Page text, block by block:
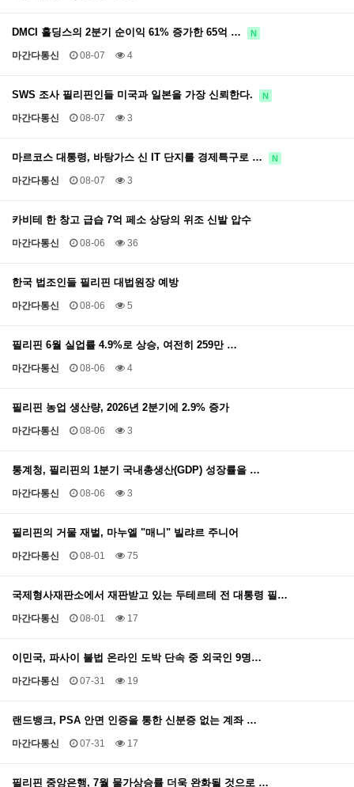
DMCI 홀딩스의 2분기 순이익 61% 증가한 65억 … N
마간다통신 08-07 4
SWS 조사 필리핀인들 미국과 일본을 가장 신뢰한다. N
마간다통신 08-07 3
마르코스 대통령, 바탕가스 신 IT 단지를 경제특구로 … N
마간다통신 08-07 3
카비테 한 창고 급습 7억 페소 상당의 위조 신발 압수
마간다통신 08-06 36
한국 법조인들 필리핀 대법원장 예방
마간다통신 08-06 5
필리핀 6월 실업률 4.9%로 상승, 여전히 259만 …
마간다통신 08-06 4
필리핀 농업 생산량, 2026년 2분기에 2.9% 증가
마간다통신 08-06 3
통계청, 필리핀의 1분기 국내총생산(GDP) 성장률을 …
마간다통신 08-06 3
필리핀의 거물 재벌, 마누엘 "매니" 빌랴르 주니어
마간다통신 08-01 75
국제형사재판소에서 재판받고 있는 두테르테 전 대통령 필…
마간다통신 08-01 17
이민국, 파사이 불법 온라인 도박 단속 중 외국인 9명…
마간다통신 07-31 19
랜드뱅크, PSA 안면 인증을 통한 신분증 없는 계좌 …
마간다통신 07-31 17
필리핀 중앙은행, 7월 물가상승률 더욱 완화될 것으로 …